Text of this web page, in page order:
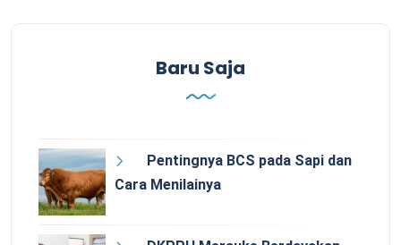
Baru Saja
Pentingnya BCS pada Sapi dan
Cara Menilainya